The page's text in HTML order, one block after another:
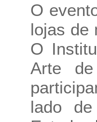
O
lojas de
O
Arte
lado